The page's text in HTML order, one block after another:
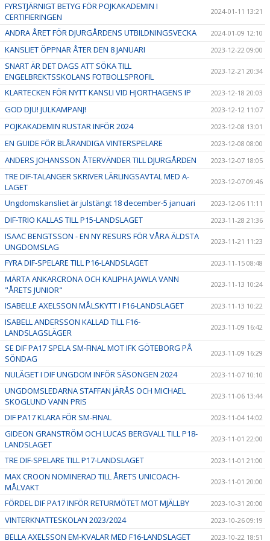
FYRSTJÄRNIGT BETYG FÖR POJKAKADEMIN I
CERTIFIERINGEN
2024-01-11 13:21
ANDRA ÅRET FÖR DJURGÅRDENS UTBILDNINGSVECKA 2024-01-09 12:10
KANSLIET ÖPPNAR ÅTER DEN 8 JANUARI 2023-12-22 09:00
SNART ÄR DET DAGS ATT SÖKA TILL
ENGELBREKTSSKOLANS FOTBOLLSPROFIL
2023-12-21 20:34
KLARTECKEN FÖR NYTT KANSLI VID HJORTHAGENS IP 2023-12-18 20:03
GOD DJU! JULKAMPANJ! 2023-12-12 11:07
POJKAKADEMIN RUSTAR INFÖR 2024 2023-12-08 13:01
EN GUIDE FÖR BLÅRANDIGA VINTERSPELARE 2023-12-08 08:00
ANDERS JOHANSSON ÅTERVÄNDER TILL DJURGÅRDEN 2023-12-07 18:05
TRE DIF-TALANGER SKRIVER LÄRLINGSAVTAL MED A-
LAGET
2023-12-07 09:46
Ungdomskansliet är julstängt 18 december-5 januari 2023-12-06 11:11
DIF-TRIO KALLAS TILL P15-LANDSLAGET 2023-11-28 21:36
ISAAC BENGTSSON - EN NY RESURS FÖR VÅRA ÄLDSTA
UNGDOMSLAG
2023-11-21 11:23
FYRA DIF-SPELARE TILL P16-LANDSLAGET 2023-11-15 08:48
MÄRTA ANKARCRONA OCH KALIPHA JAWLA VANN
"ÅRETS JUNIOR"
2023-11-13 10:24
ISABELLE AXELSSON MÅLSKYTT I F16-LANDSLAGET 2023-11-13 10:22
ISABELL ANDERSSON KALLAD TILL F16-
LANDSLAGSLÄGER
2023-11-09 16:42
SE DIF PA17 SPELA SM-FINAL MOT IFK GÖTEBORG PÅ
SÖNDAG
2023-11-09 16:29
NULÄGET I DIF UNGDOM INFÖR SÄSONGEN 2024 2023-11-07 10:10
UNGDOMSLEDARNA STAFFAN JÄRÅS OCH MICHAEL
SKOGLUND VANN PRIS
2023-11-06 13:44
DIF PA17 KLARA FÖR SM-FINAL 2023-11-04 14:02
GIDEON GRANSTRÖM OCH LUCAS BERGVALL TILL P18-
LANDSLAGET
2023-11-01 22:00
TRE DIF-SPELARE TILL P17-LANDSLAGET 2023-11-01 21:00
MAX CROON NOMINERAD TILL ÅRETS UNICOACH-
MÅLVAKT
2023-11-01 20:00
FÖRDEL DIF PA17 INFÖR RETURMÖTET MOT MJÄLLBY 2023-10-31 20:00
VINTERKNATTESKOLAN 2023/2024 2023-10-26 09:19
BELLA AXELSSON EM-KVALAR MED F16-LANDSLAGET 2023-10-22 18:51